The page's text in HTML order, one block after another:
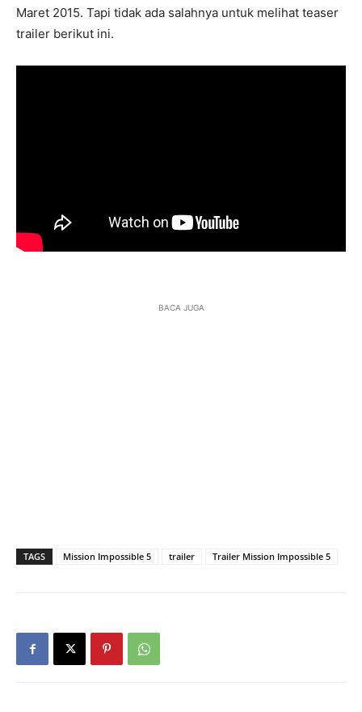
Maret 2015. Tapi tidak ada salahnya untuk melihat teaser
trailer berikut ini.
BACA JUGA
TAGS Mission Impossible 5 trailer Trailer Mission Impossible 5